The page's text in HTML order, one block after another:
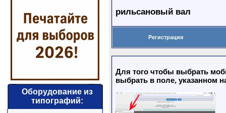
Оборудование из
типографий:
рильсановый вал
Регистрация
Для того чтобы выбрать
выбрать в поле, указанном